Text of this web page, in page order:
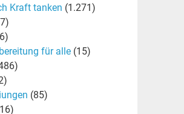
Kraft tanken (1.271)
für alle(15)
(85)